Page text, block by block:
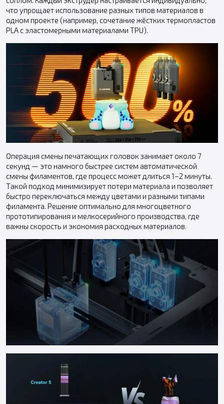
что упрощает использование разных типов материалов в
одном проекте (например, сочетание жёстких термопластов
PLA с эластомерными материалами TPU).
Операция смены печатающих головок занимает около 7
секунд — это намного быстрее систем автоматической
смены филаментов, где процесс может длиться 1–2 минуты.
Такой подход минимизирует потери материала и позволяет
быстро переключаться между цветами и разными типами
филамента. Решение оптимально для многоцветного
прототипирования и мелкосерийного производства, где
важны скорость и экономия расходных материалов.